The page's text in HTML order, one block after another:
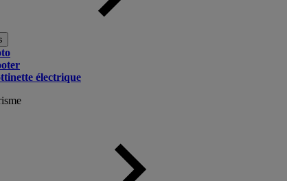
électrique